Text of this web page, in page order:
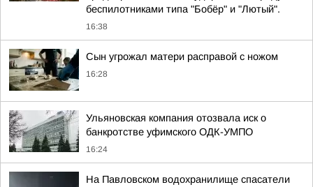
беспилотниками типа "Бобёр" и "Лютый".
16:38
Сын угрожал матери расправой с ножом
16:28
Ульяновская компания отозвала иск о
банкротстве уфимского ОДК-УМПО
16:24
На Павловском водохранилище спасатели